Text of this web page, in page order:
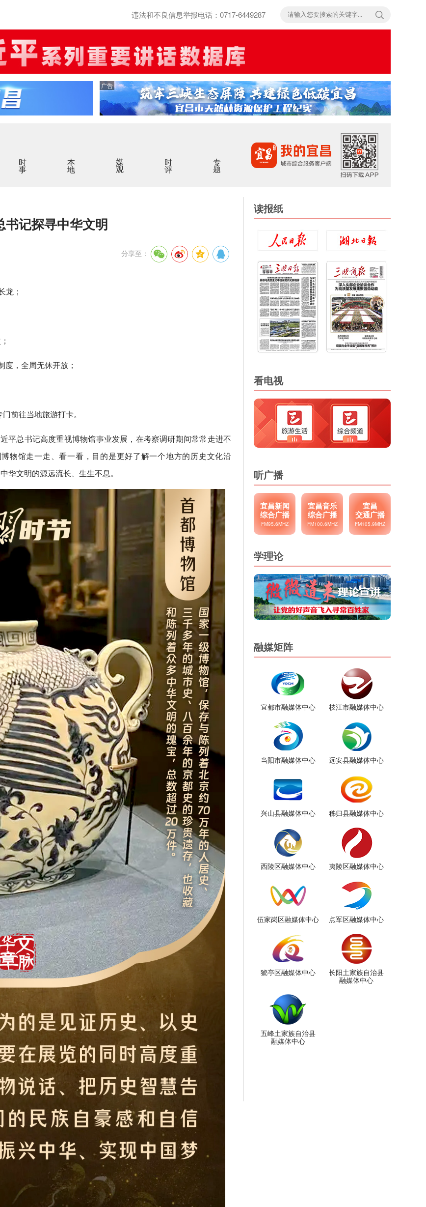
违法和不良信息举报电话：0717-6449287
广告
时事 本地 媒观 时评 专题
书记探寻中华文明
分享至：
龙；
，全周无休开放；
前往当地旅游打卡。
平总书记高度重视博物馆事业发展，在考察调研期间常常走进不
物馆走一走、看一看，目的是更好了解一个地方的历史文化沿
华文明的源远流长、生生不息。
读报纸
看电视
听广播
宜昌新闻
综合广播
FM95.6MHZ
宜昌音乐
综合广播
FM100.6MHZ
宜昌
交通广播
FM105.9MHZ
学理论
融媒矩阵
宜都市融媒体中心 枝江市融媒体中心
当阳市融媒体中心 远安县融媒体中心
兴山县融媒体中心 秭归县融媒体中心
西陵区融媒体中心 夷陵区融媒体中心
伍家岗区融媒体中心 点军区融媒体中心
猇亭区融媒体中心
长阳土家族自治县
融媒体中心
五峰土家族自治县
融媒体中心